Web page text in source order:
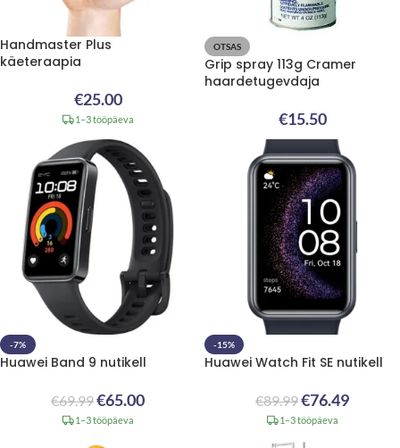
Handmaster Plus
käeteraapia
€25.00
1–3 tööpäeva
OTSAS
Grip spray 113g Cramer
haardetugevdaja
€15.50
-7%
Huawei Band 9 nutikell
€69.99€65.00
1–3 tööpäeva
-15%
Huawei Watch Fit SE nutikell
€89.99€76.49
1–3 tööpäeva